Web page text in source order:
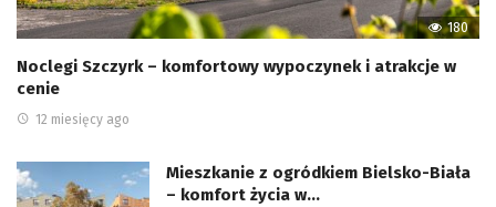
180
Noclegi Szczyrk – komfortowy wypoczynek i atrakcje w
cenie
12 miesięcy ago
Mieszkanie z ogródkiem Bielsko-Biała
– komfort życia w…